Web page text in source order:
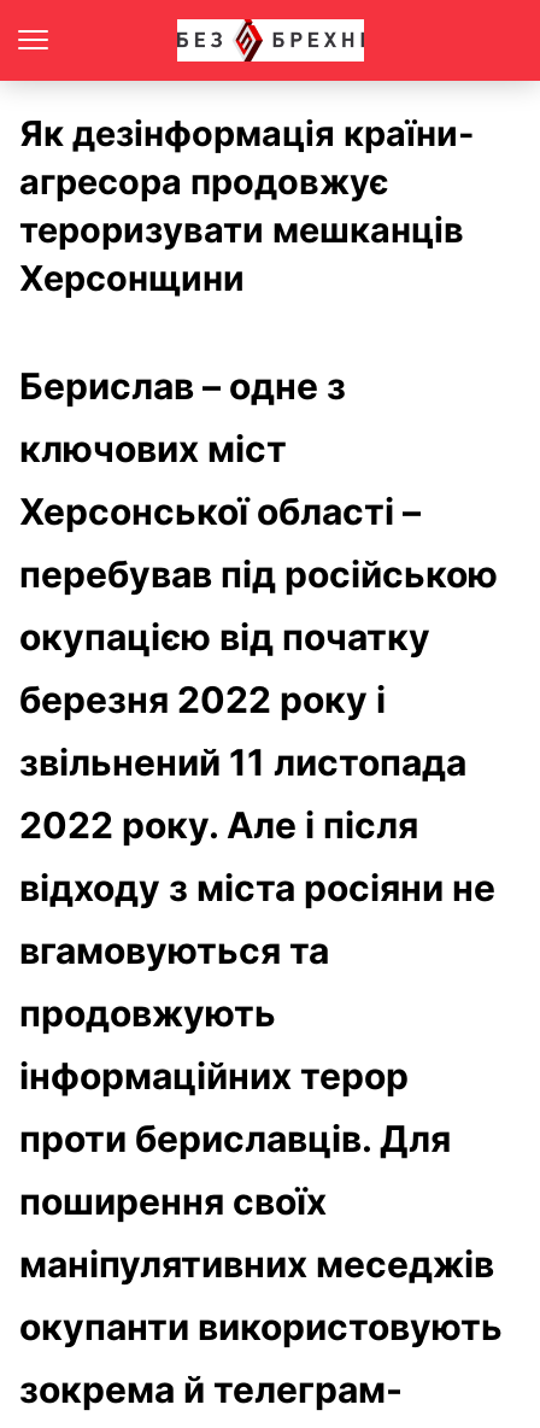
Як дезінформація країни-
агресора продовжує
тероризувати мешканців
Херсонщини
Берислав – одне з
ключових міст
Херсонської області –
перебував під російською
окупацією від початку
березня 2022 року і
звільнений 11 листопада
2022 року. Але і після
відходу з міста росіяни не
вгамовуються та
продовжують
інформаційних терор
проти бериславців. Для
поширення своїх
маніпулятивних меседжів
окупанти використовують
зокрема й телеграм-